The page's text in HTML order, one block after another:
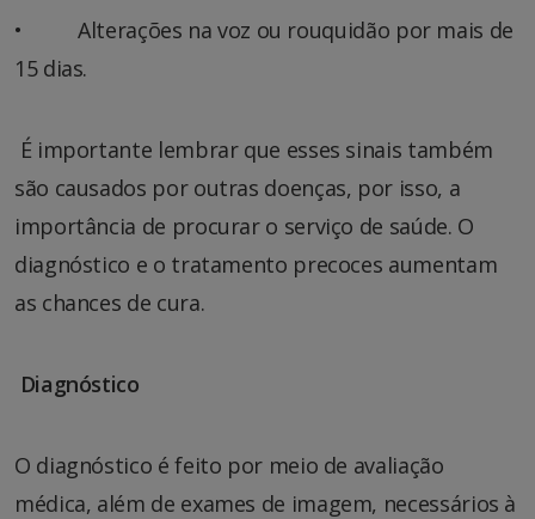
• Alterações na voz ou rouquidão por mais de
15 dias.
É importante lembrar que esses sinais também
são causados por outras doenças, por isso, a
importância de procurar o serviço de saúde. O
diagnóstico e o tratamento precoces aumentam
as chances de cura.
Diagnóstico
O diagnóstico é feito por meio de avaliação
médica, além de exames de imagem, necessários à